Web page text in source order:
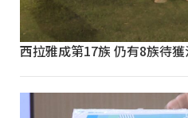
西拉雅成第17族 仍有8族待